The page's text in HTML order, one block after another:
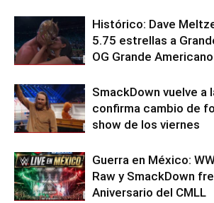
Histórico: Dave
5.75 estrellas a
OG Grande Americano
SmackDown vuelve a
confirma cambio de
show de los viernes
Guerra en México:
Raw y SmackDown
Aniversario del CMLL